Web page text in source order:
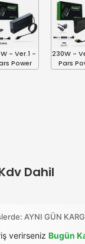
- Ver.1 -
Power
230W -
Pars
Dahil
AYNI GÜN
verirseniz Bugün